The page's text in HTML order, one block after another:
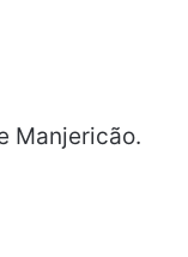
Manjericão.